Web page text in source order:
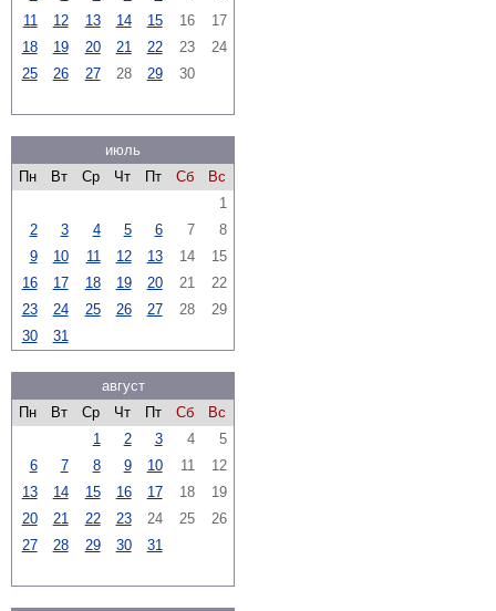
11
12 13 14 15 16
17
18
19 20 21 22 23
24
25
26 27 28 29 30
июль
Пн
Вт Ср Чт Пт Сб
Вс
1
2
3 4 5 6 7
8
9
10 11 12 13 14
15
16
17 18 19 20 21
22
23
24 25 26 27 28
29
30
31
август
Пн
Вт Ср Чт Пт Сб
Вс
1
2 3 4
5
6
7 8 9 10 11
12
13
14 15 16 17 18
19
20
21 22 23 24 25
26
27
28 29 30 31